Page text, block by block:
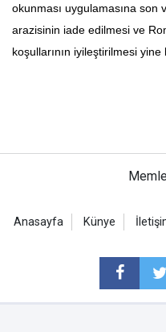
okunması uygulamasına son
arazisinin iade edilmesi ve
koşullarının iyileştirilmesi
Anasayfa Künye